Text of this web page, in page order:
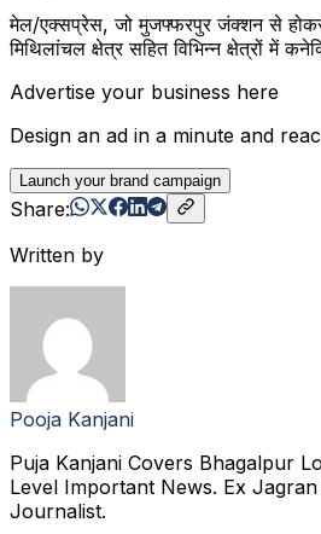
मेल/एक्सप्रेस, जो मुजफ्फरपुर जंक्शन से होकर
मिथिलांचल क्षेत्र सहित विभिन्न क्षेत्रों में
Advertise your business here
Design an ad in a minute and
Launch your brand campaign
Share:
Written by
Pooja Kanjani
Puja Kanjani Covers Bhagalpur
Level Important News. Ex
Journalist.